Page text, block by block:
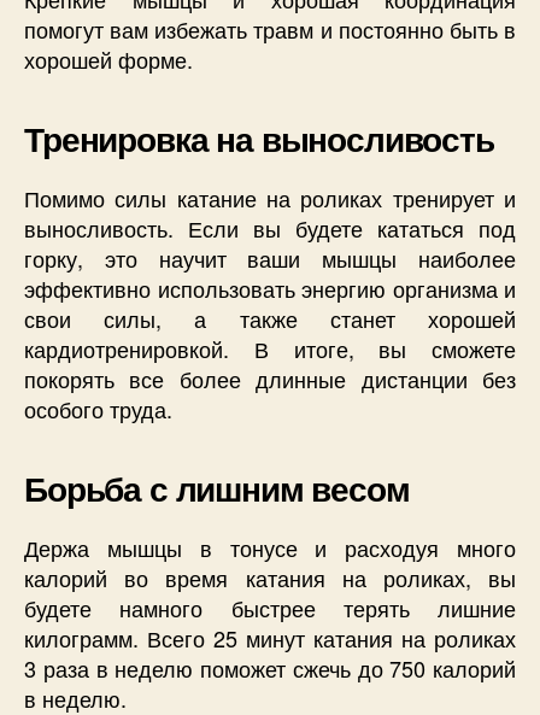
помогут вам избежать травм и постоянно быть в
хорошей форме.
Тренировка на выносливость
Помимо силы катание на роликах тренирует и
выносливость. Если вы будете кататься под
горку, это научит ваши мышцы наиболее
эффективно использовать энергию организма и
свои силы, а также станет хорошей
кардиотренировкой. В итоге, вы сможете
покорять все более длинные дистанции без
особого труда.
Борьба с лишним весом
Держа мышцы в тонусе и расходуя много
калорий во время катания на роликах, вы
будете намного быстрее терять лишние
килограмм. Всего 25 минут катания на роликах
3 раза в неделю поможет сжечь до 750 калорий
в неделю.